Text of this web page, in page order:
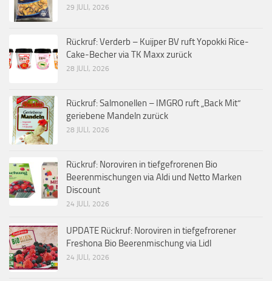
29 JULI, 2026
Rückruf: Verderb – Kuijper BV ruft Yopokki Rice-
Cake-Becher via TK Maxx zurück
28 JULI, 2026
Rückruf: Salmonellen – IMGRO ruft „Back Mit“
geriebene Mandeln zurück
28 JULI, 2026
Rückruf: Noroviren in tiefgefrorenen Bio
Beerenmischungen via Aldi und Netto Marken
Discount
24 JULI, 2026
UPDATE Rückruf: Noroviren in tiefgefrorener
Freshona Bio Beerenmischung via Lidl
24 JULI, 2026